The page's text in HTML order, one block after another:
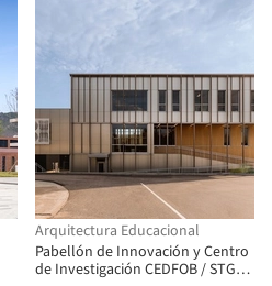
Arquitectura Educacional
Pabellón de Innovación y Centro
de Investigación CEDFOB / STGM